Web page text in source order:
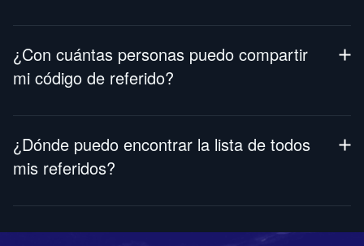
¿Con cuántas personas puedo compartir
mi código de referido?
¿Dónde puedo encontrar la lista de todos
mis referidos?